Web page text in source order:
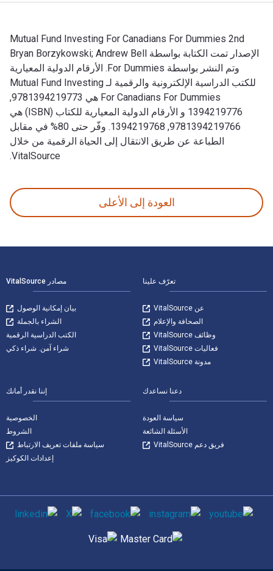
Mutual Fund Investing For Canadians For Dummies 2nd
الإصدار تمت الكتابة بواسطة Bryan Borzykowski; Andrew Bell
وتم النشر بواسطة For Dummies. الأرقام الدولية المعيارية
للكتب الدراسية الإلكترونية والرقمية لـ Mutual Fund Investing
For Canadians For Dummies هي 9781394219773,
1394219776 و الأرقام الدولية المعيارية للكتاب (ISBN) هي
9781394219766, 1394219768. وفّر حتى 80% في مقابل
الطباعة عن طريق الانتقال إلى الحياة الرقمية من خلال
VitalSource.
العودة إلى الأعلى
تعرّف علينا
عن VitalSource
الصحافة والإعلام
وظائف VitalSource
فعاليات VitalSource
مدونة VitalSource
مصادر VitalSource
بيان إمكانية الوصول
الشراء بالجملة
الكتب الدراسية الرقمية
شراء آمن. شراء ذكي
دعنا نساعدك
سياسة العودة
الأسئلة الشائعة
فريق دعم VitalSource
إننا نقدر أمانك
الخصوصية
الشروط
سياسة ملفات تعريف الارتباط
إعدادات الكوكيز
وسائل التواصل الاجتماعي